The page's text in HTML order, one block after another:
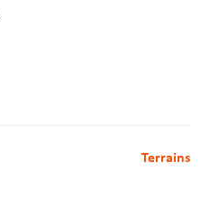
Terrains